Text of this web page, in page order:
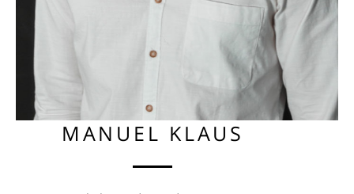
MANUEL KLAUS